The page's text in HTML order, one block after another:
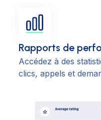
Rapports de
Accédez à des
clics, appels et